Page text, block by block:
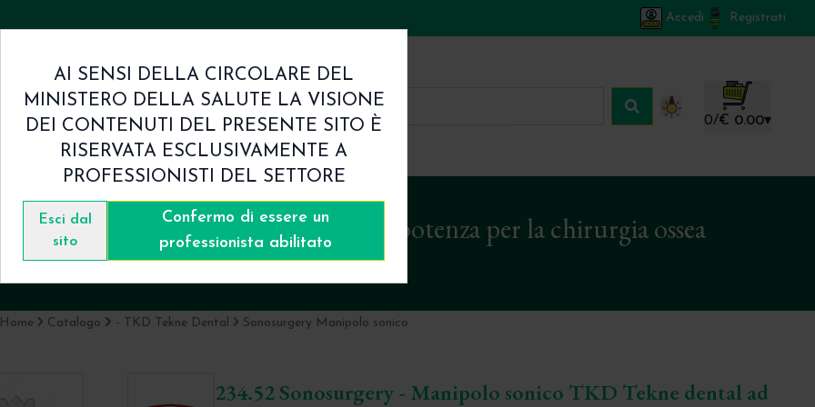
Accedi Registrati
& CondizioniContatti
Carrello
0/€ 0.00▾
sonico TKD Tekne dental ad alta potenza per la chirurgia ossea
TKD Tekne Dental
Home Catalogo - TKD Tekne Dental Sonosurgery Manipolo sonico
234.52 Sonosurgery - Manipolo sonico TKD Tekne dental ad
AI SENSI DELLA CIRCOLARE DEL
MINISTERO DELLA SALUTE LA VISIONE
DEI CONTENUTI DEL PRESENTE SITO È
RISERVATA ESCLUSIVAMENTE A
PROFESSIONISTI DEL SETTORE
Esci dal
sito
Confermo di essere un
professionista abilitato